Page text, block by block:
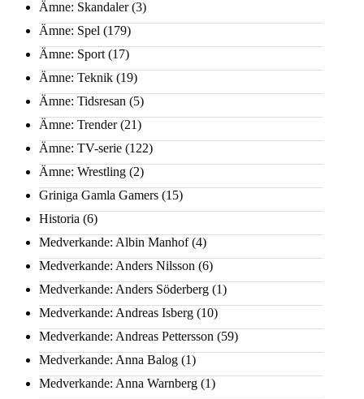
Ämne: Skandaler(3)
Ämne: Spel (179)
Ämne: Sport (17)
Ämne: Teknik (19)
Ämne: Tidsresan (5)
Ämne: Trender(21)
Ämne: TV-serie (122)
Ämne: Wrestling (2)
Griniga Gamla Gamers (15)
Historia (6)
Medverkande: Albin Manhof(4)
Medverkande: Anders Nilsson (6)
Medverkande: Anders Söderberg (1)
Medverkande: Andreas Isberg (10)
Medverkande: Andreas Pettersson (59)
Medverkande: Anna Balog (1)
Medverkande: Anna Warnberg (1)